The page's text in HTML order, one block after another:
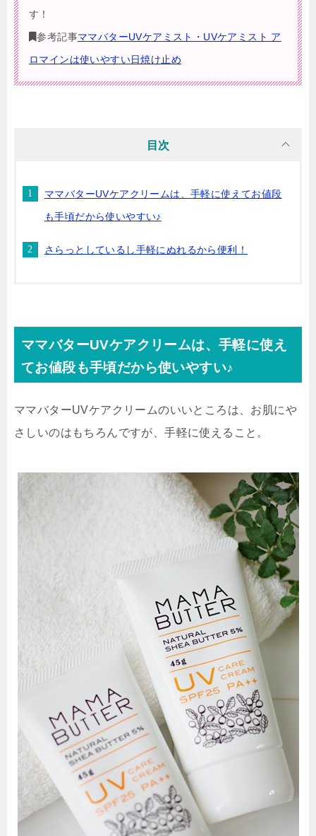
す！
参考記事ママバターUVケアミスト・UVケアミスト ア
ロマインは使いやすい日焼け止め
目次
ママバターUVケアクリームは、手軽に使えてお値段
も手頃だから使いやすい♪
さらっとしているし手軽にぬれるから便利！
ママバターUVケアクリームは、手軽に使え
てお値段も手頃だから使いやすい♪
ママバターUVケアクリームのいいところは、お肌にや
さしいのはもちろんですが、手軽に使えること。